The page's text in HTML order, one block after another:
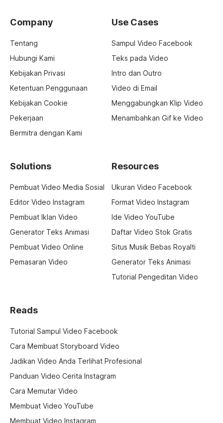
Company
Tentang
Hubungi Kami
Kebijakan Privasi
Ketentuan Penggunaan
Kebijakan Cookie
Pekerjaan
Bermitra dengan Kami
Use Cases
Sampul Video Facebook
Teks pada Video
Intro dan Outro
Video di Email
Menggabungkan Klip Video
Menambahkan Gif ke Video
Solutions
Pembuat Video Media Sosial
Editor Video Instagram
Pembuat Iklan Video
Generator Teks Animasi
Pembuat Video Online
Pemasaran Video
Resources
Ukuran Video Facebook
Format Video Instagram
Ide Video YouTube
Daftar Video Stok Gratis
Situs Musik Bebas Royalti
Generator Teks Animasi
Tutorial Pengeditan Video
Reads
Tutorial Sampul Video Facebook
Cara Membuat Storyboard Video
Jadikan Video Anda Terlihat Profesional
Panduan Video Cerita Instagram
Cara Memutar Video
Membuat Video YouTube
Membuat Video Instagram